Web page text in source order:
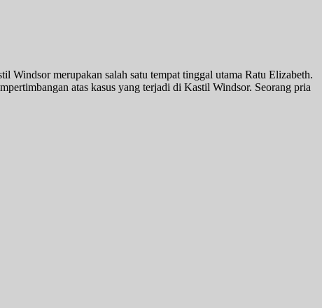
Windsor merupakan salah satu tempat tinggal utama Ratu Elizabeth.
atas kasus yang terjadi di Kastil Windsor. Seorang pria